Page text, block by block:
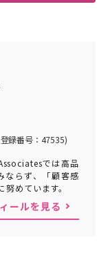
録番号：47535)
では高品
ならず、「顧客感
めています。
ールを見る